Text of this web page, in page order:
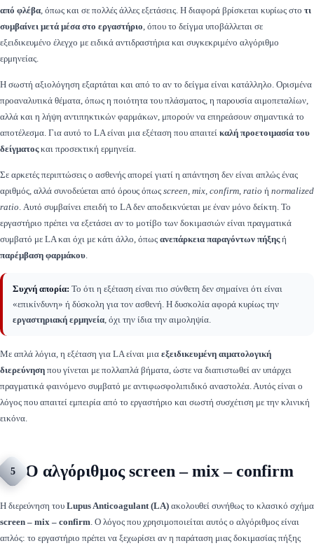
από φλέβα, όπως και σε πολλές άλλες εξετάσεις. Η διαφορά βρίσκεται κυρίως στο τι
συμβαίνει μετά μέσα στο εργαστήριο, όπου το δείγμα υποβάλλεται σε
εξειδικευμένο έλεγχο με ειδικά αντιδραστήρια και συγκεκριμένο αλγόριθμο
ερμηνείας.
Η σωστή αξιολόγηση εξαρτάται και από το αν το δείγμα είναι κατάλληλο. Ορισμένα
προαναλυτικά θέματα, όπως η ποιότητα του πλάσματος, η παρουσία αιμοπεταλίων,
αλλά και η λήψη αντιπηκτικών φαρμάκων, μπορούν να επηρεάσουν σημαντικά το
αποτέλεσμα. Για αυτό το LA είναι μια εξέταση που απαιτεί καλή προετοιμασία του
δείγματοςκαι προσεκτική ερμηνεία.
Σε αρκετές περιπτώσεις ο ασθενής απορεί γιατί η απάντηση δεν είναι απλώς ένας
αριθμός, αλλά συνοδεύεται από όρους όπως screen, mix, confirm, ratio ή normalized
ratio. Αυτό συμβαίνει επειδή το LA δεν αποδεικνύεται με έναν μόνο δείκτη. Το
εργαστήριο πρέπει να εξετάσει αν το μοτίβο των δοκιμασιών είναι πραγματικά
συμβατό με LA και όχι με κάτι άλλο, όπως ανεπάρκεια παραγόντων πήξηςή
παρέμβαση φαρμάκου.
Συχνή απορία: Το ότι η εξέταση είναι πιο σύνθετη δεν σημαίνει ότι είναι
«επικίνδυνη» ή δύσκολη για τον ασθενή. Η δυσκολία αφορά κυρίως την
εργαστηριακή ερμηνεία, όχι την ίδια την αιμοληψία.
Με απλά λόγια, η εξέταση για LA είναι μια εξειδικευμένη αιματολογική
διερεύνηση που γίνεται με πολλαπλά βήματα, ώστε να διαπιστωθεί αν υπάρχει
πραγματικά φαινόμενο συμβατό με αντιφωσφολιπιδικό αναστολέα. Αυτός είναι ο
λόγος που απαιτεί εμπειρία από το εργαστήριο και σωστή συσχέτιση με την κλινική
εικόνα.
5 Ο αλγόριθμος screen – mix – confirm
Η διερεύνηση του Lupus Anticoagulant (LA) ακολουθεί συνήθως το κλασικό σχήμα
screen – mix – confirm. Ο λόγος που χρησιμοποιείται αυτός ο αλγόριθμος είναι
απλός: το εργαστήριο πρέπει να ξεχωρίσει αν η παράταση μιας δοκιμασίας πήξης